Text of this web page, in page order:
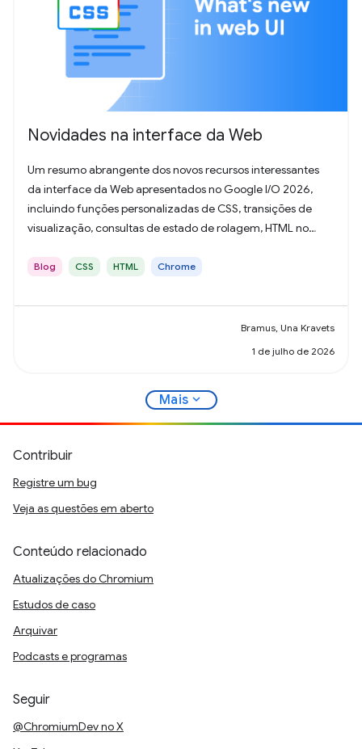
Novidades na interface da Web
Um resumo abrangente dos novos recursos interessantes
da interface da Web apresentados no Google I/O 2026,
incluindo funções personalizadas de CSS, transições de
visualização, consultas de estado de rolagem, HTML no
Blog CSS HTML Chrome
Bramus, Una Kravets
1 de julho de 2026
Mais expand_more
Contribuir
Registre um bug
Veja as questões em aberto
Conteúdo relacionado
Atualizações do Chromium
Estudos de caso
Arquivar
Podcasts e programas
Seguir
@ChromiumDev no X